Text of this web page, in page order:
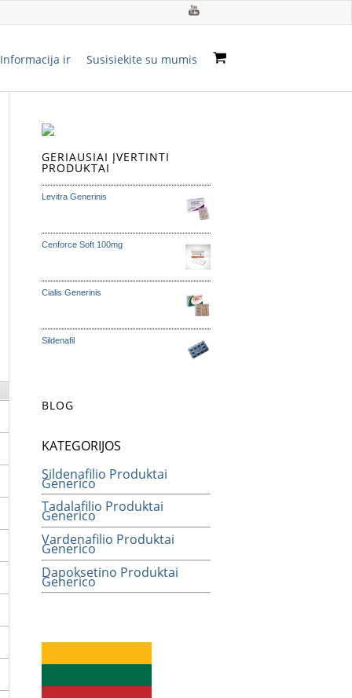
Informacija ir Susisiekite su mumis
GERIAUSIAI ĮVERTINTI
PRODUKTAI
Levitra Generinis
Cenforce Soft 100mg
Cialis Generinis
Sildenafil
BLOG
KATEGORIJOS
Sildenafilio Produktai
Generico
Tadalafilio Produktai
Generico
Vardenafilio Produktai
Generico
Dapoksetino Produktai
Generico